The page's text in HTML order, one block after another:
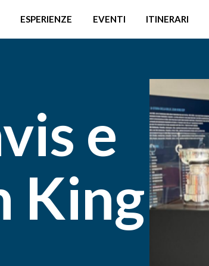
ESPERIENZE EVENTI ITINERARI
e
King